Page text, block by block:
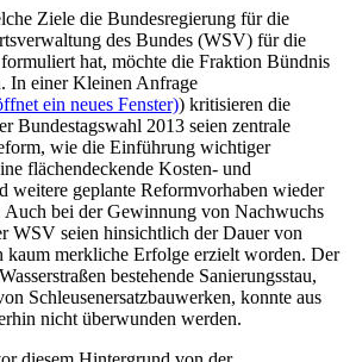
Ziele die Bundesregierung für die
des Bundes (WSV) für die
hat, möchte die Fraktion Bündnis
In einer Kleinen Anfrage
ein neues Fenster)) kritisieren die
Bundestagswahl 2013 seien zentrale
wie die Einführung wichtiger
flächendeckende Kosten- und
weitere geplante Reformvorhaben wieder
Auch bei der Gewinnung von Nachwuchs
WSV seien hinsichtlich der Dauer von
kaum merkliche Erfolge erzielt worden. Der
bestehende Sanierungsstau,
Schleusenersatzbauwerken, konnte aus
nicht überwunden werden.